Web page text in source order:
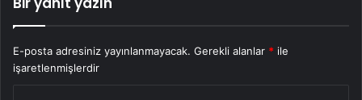
E-posta adresiniz yayınlanmayacak. Gerekli alanlar * ile
işaretlenmişlerdir